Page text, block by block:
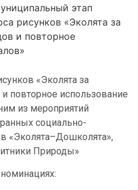
этап
рисунков «Эколята за
и повторное
«Эколята за
повторное использование
из мероприятий
социально-
«Эколята–Дошколята»,
Природы»